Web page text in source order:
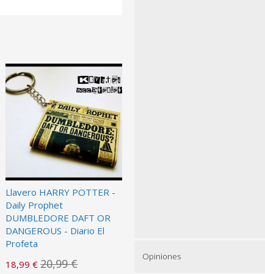
Llavero HARRY POTTER -
Daily Prophet
DUMBLEDORE DAFT OR
DANGEROUS - Diario El
Profeta
18,99 € 20,99 € Opiniones